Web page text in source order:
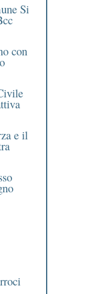
Si
con
e il